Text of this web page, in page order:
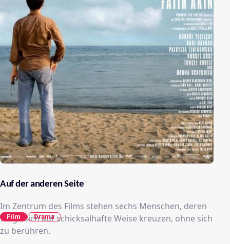
Auf der anderen Seite
Im Zentrum des Films stehen sechs Menschen, deren
Wege sich auf schicksalhafte Weise kreuzen, ohne sich
zu berühren.
Film Drama